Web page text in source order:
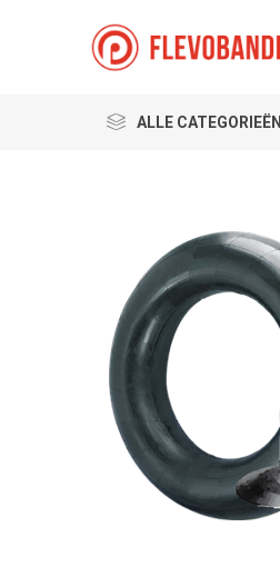
ALLE CATEGORIEËN